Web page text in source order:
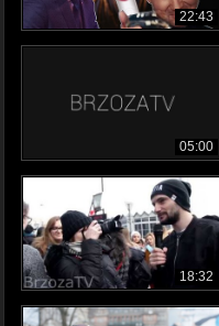
22:43
05:00
18:32